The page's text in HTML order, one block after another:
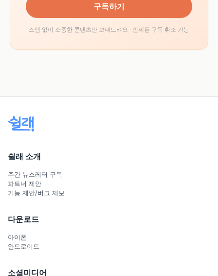
구독하기
스팸 없이 소중한 콘텐츠만 보내드려요 · 언제든 구독 취소 가능
쉴래 소개
주간 뉴스레터 구독
파트너 제안
기능 제안/버그 제보
다운로드
아이폰
안드로이드
소셜미디어